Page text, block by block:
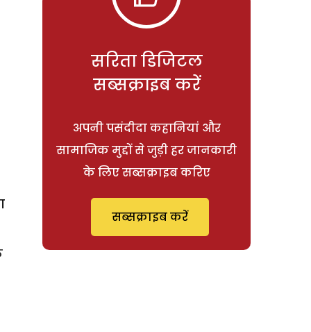
सरिता डिजिटल
सब्सक्राइब करें
अपनी पसंदीदा कहानियां और
सामाजिक मुद्दों से जुड़ी हर जानकारी
के लिए सब्सक्राइब करिए
सब्सक्राइब करें